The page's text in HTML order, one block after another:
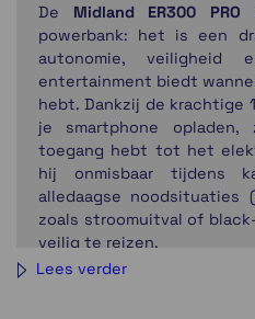
De Midland ER300 PRO
powerbank: het is een
autonomie,
entertainment biedt
hebt. Dankzij de krachtige
je smartphone
toegang hebt tot het
hij onmisbaar tijdens
alledaagse
zoals stroomuitval of
veilig te reizen.
Lees verder